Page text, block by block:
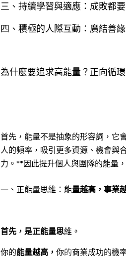
三、持續學習與適應：成敗都
四、積極的人際互動：廣結善緣
為什麼要追求高能量？正向循
首先，能量不是抽象的形容詞，它
人的頻率，吸引更多資源、機會與
力。**因此提升個人與團隊的能量
一、正能量思維：能量越高，事業
首先，是正能量思維。
你的能量越高， 你的商業成功的機